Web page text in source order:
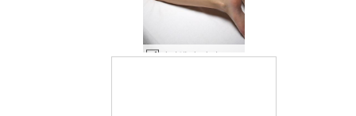
아리엘과 마이크 깊은 에로틱 마사지 #42